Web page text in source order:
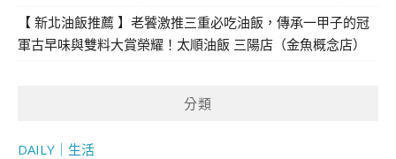
【 新北油飯推薦 】老饕激推三重必吃油飯，傳承一甲子的冠
軍古早味與雙料大賞榮耀！太順油飯 三陽店（金魚概念店）
分類
DAILY｜生活